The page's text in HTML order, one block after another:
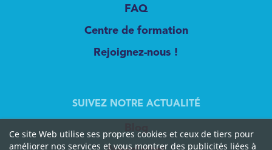
Ce site Web utilise ses propres cookies et ceux de tiers pour
améliorer nos services et vous montrer des publicités liées à
FAQ
Centre de formation
Rejoignez-nous !
SUIVEZ NOTRE ACTUALITÉ